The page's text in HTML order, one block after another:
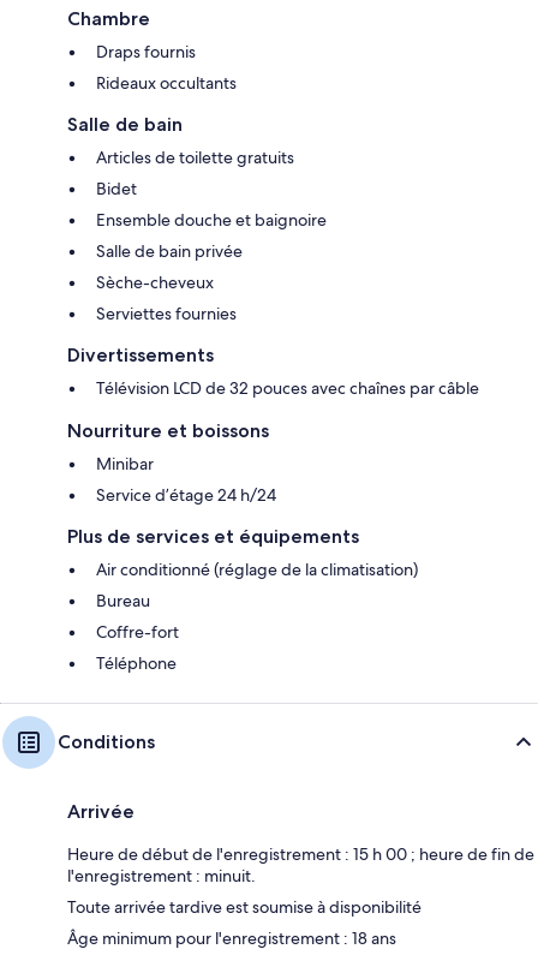
Chambre
Draps fournis
Rideaux occultants
Salle de bain
Articles de toilette gratuits
Bidet
Ensemble douche et baignoire
Salle de bain privée
Sèche-cheveux
Serviettes fournies
Divertissements
Télévision LCD de 32 pouces avec chaînes par câble
Nourriture et boissons
Minibar
Service d’étage 24 h/24
Plus de services et équipements
Air conditionné (réglage de la climatisation)
Bureau
Coffre-fort
Téléphone
Conditions
Arrivée
Heure de début de l'enregistrement : 15 h 00 ; heure de fin de
l'enregistrement : minuit.
Toute arrivée tardive est soumise à disponibilité
Âge minimum pour l'enregistrement : 18 ans